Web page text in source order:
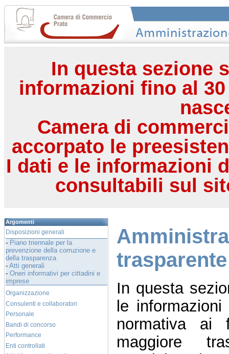
In questa sezione
informazioni fino al
Camera di
accorpato le
I dati e le informazioni
consultabili sul
Argomenti
Disposizioni generali
- Piano triennale per la
prevenzione della corruzione e
della trasparenza
- Atti generali
- Oneri informativi per cittadini e
imprese
Organizzazione
Consulenti e collaboratori
Personale
Bandi di concorso
Performance
Enti controllati
trasparente
In questa
le
normativa ai
maggiore